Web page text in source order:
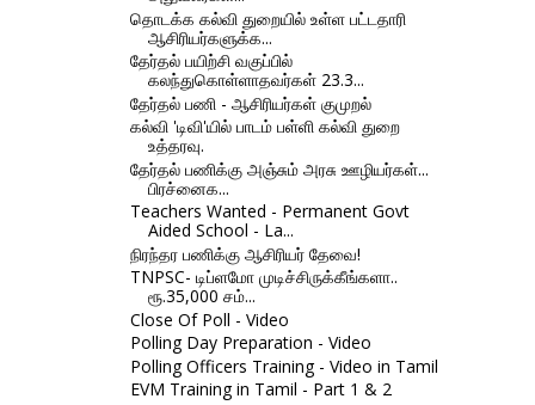
தொடக்க கல்வி துறையில் உள்ள பட்டதாரி
ஆசிரியர்களுக்க...
தேர்தல் பயிற்சி வகுப்பில்
கலந்துகொள்ளாதவர்கள் 23.3...
தேர்தல் பணி - ஆசிரியர்கள் குமுறல்
கல்வி 'டிவி'யில் பாடம் பள்ளி கல்வி துறை
உத்தரவு.
தேர்தல் பணிக்கு அஞ்சும் அரசு ஊழியர்கள்...
பிரச்னைக...
Teachers Wanted - Permanent Govt
Aided School - La...
நிரந்தர பணிக்கு ஆசிரியர் தேவை!
TNPSC- டிப்ளமோ முடிச்சிருக்கீங்களா..
ரூ.35,000 சம்...
Close Of Poll - Video
Polling Day Preparation - Video
Polling Officers Training - Video in Tamil
EVM Training in Tamil - Part 1 & 2